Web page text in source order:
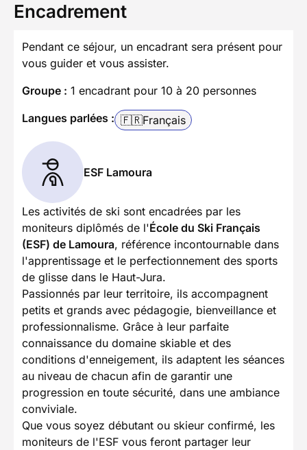
Encadrement
Pendant ce séjour, un encadrant sera présent pour
vous guider et vous assister.
Groupe : 1 encadrant pour 10 à 20 personnes
Langues parlées : 🇫🇷Français
ESF Lamoura
Les activités de ski sont encadrées par les
moniteurs diplômés de l'École du Ski Français
(ESF) de Lamoura, référence incontournable dans
l'apprentissage et le perfectionnement des sports
de glisse dans le Haut-Jura.
Passionnés par leur territoire, ils accompagnent
petits et grands avec pédagogie, bienveillance et
professionnalisme. Grâce à leur parfaite
connaissance du domaine skiable et des
conditions d'enneigement, ils adaptent les séances
au niveau de chacun afin de garantir une
progression en toute sécurité, dans une ambiance
conviviale.
Que vous soyez débutant ou skieur confirmé, les
moniteurs de l'ESF vous feront partager leur